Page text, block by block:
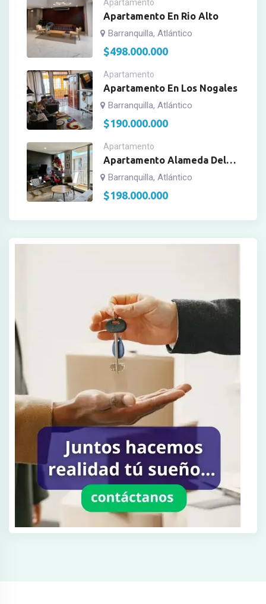
Apartamento
Apartamento En Rio Alto
Barranquilla, Atlántico
$498.000.000
Apartamento
Apartamento En Los Nogales
Barranquilla, Atlántico
$190.000.000
Apartamento
Apartamento Alameda Del
Rio, Conj. Azulejo
Barranquilla, Atlántico
$198.000.000